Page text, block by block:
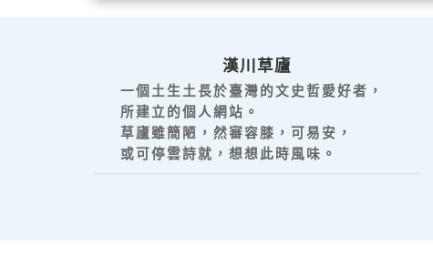
漢川草廬
一個土生土長於臺灣的文史哲愛好者，
所建立的個人網站。
草廬雖簡陋，然審容膝，可易安，
或可停雲詩就，想想此時風味。